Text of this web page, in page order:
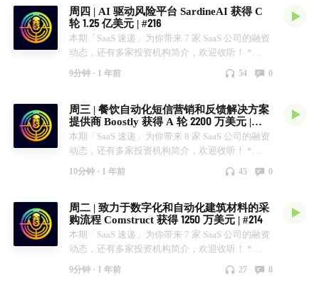
带来 8 家 SaaS 公司的融资动态，还有多家投资机
构简介，欢迎收听！ * Lucidity 获得 A 轮 2100
万。 * Not Just Tickets 获得 A 轮 1500 万。 *
Features & Labels 获得 B 轮 4900 万美元。 * Suger
获得 A 轮 1500 万。 * ACCURE Battery
Intelligence 获得 B 轮 1600 万。 * Keragon 获得种
* Tines Security Services 获得 C 轮 1.25 亿美元。
幕后制作 AI + TTS 加持
周四 | AI 驱动风险平台 SardineAI 获得 C
轮 1.25 亿美元 | #216
本期「SaaS 速递」为你带来 7 家 SaaS 公司的融资
动态，还有多家投资机构简介，欢迎收听！ *
获得早期种子轮 760 万美元。 * ConverzAI 获得 A
* Ardent Labs 获得 B 轮 2000 万。 * SardineAI 获
得 C 轮 1.250 亿美元。 * Noxus 获得早期种子轮
150 万美元。 加入我们 你可以在知识星球上搜索
「SaaS 速递」，在这里你将可以与我们和其他
SaaS 行业的从业者们深入探讨。 你也可以在微信
上搜索「SaaS 速递」公众号。 幕后制作 AI + TTS
9分钟 · 1 年前 54 0
周三 | 餐饮自动化短信营销和反馈解决方案
提供商 Boostly 获得 A 轮 2200 万美元 |
#215
本期「SaaS 速递」为你带来 8 家 SaaS 公司的融资
动态，还有多家投资机构简介，欢迎收听！ *
美元。 * Serene 获得早期种子轮 93 万英镑。 *
得 B 轮 1500 万。 * Planted 获得种子轮 500 万欧
元。 * Trace.Space 获得种子轮 380 万欧元。 *
LogicStar 获得早期种子轮 300 万美元。 加入我们
你可以在知识星球上搜索「SaaS 速递」，在这里
你将可以与我们和其他 SaaS 行业的从业者们深入
探讨。 你也可以在微信上搜索「SaaS 速递」公众
10分钟 · 1 年前 45 0
周二 | 致力于数字化和自动化建筑材料的采
购流程 Comstruct 获得 1250 万美元 | #214
本期「SaaS 速递」为你带来 7 家 SaaS 公司的融资
动态，还有多家投资机构简介，欢迎收听！ *
万。 * FLiiP 获得种子轮 320 万美元。 * Edgecom
9分钟 · 1 年前 27 0